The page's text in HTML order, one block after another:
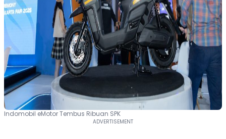
Indomobil eMotor Tembus Ribuan SPK